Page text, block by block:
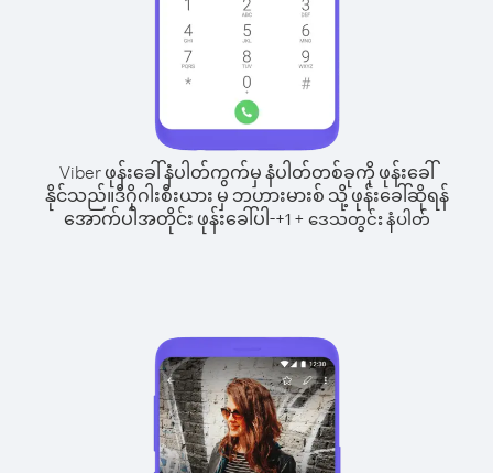
Viber ဖုန်းခေါ်နံပါတ်ကွက်မှ နံပါတ်တစ်ခုကို ဖုန်းခေါ်
နိုင်သည်။ဒီဂိုဂါးစီးယား မှ ဘဟားမားစ် သို့ ဖုန်းခေါ်ဆိုရန်
အောက်ပါအတိုင်း ဖုန်းခေါ်ပါ-+1+ ဒေသတွင်း နံပါတ်